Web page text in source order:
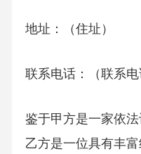
地址：（住址）
联系电话：（联系电
鉴于甲方是一家依
乙方是一位具有丰